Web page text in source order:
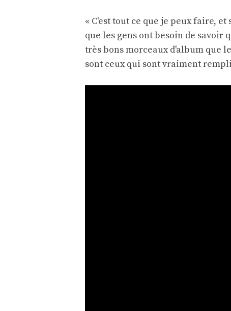
« C'est tout ce que je peux faire,
que les gens ont besoin de savoir
très bons morceaux d'album que
sont ceux qui sont vraiment